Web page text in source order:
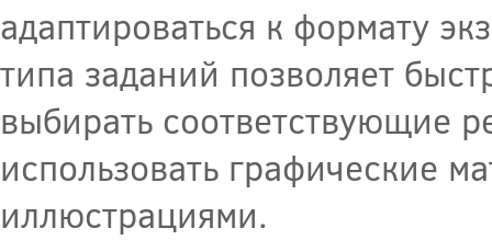
адаптироваться к формату
типа заданий позволяет
выбирать соответствующие
использовать графические
иллюстрациями.